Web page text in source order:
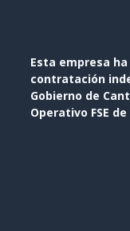
Esta empresa
contratación
Gobierno de
Operativo FSE